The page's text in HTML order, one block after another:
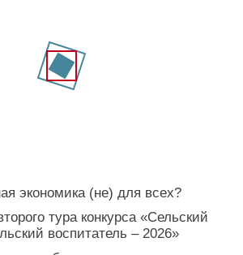
экономика (не) для всех?
тура конкурса «Сельский
воспитатель – 2026»